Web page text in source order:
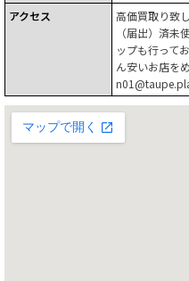
アクセス
高価買取り致
（届出）済未
ップも行って
ん安いお店を